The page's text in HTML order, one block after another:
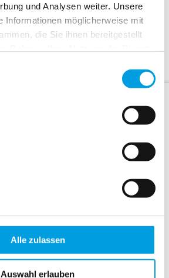
und Analysen weiter. Unsere
Informationen möglicherweise mit
die Sie ihnen bereitgestellt
Alle zulassen
Auswahl erlauben
weitere Details